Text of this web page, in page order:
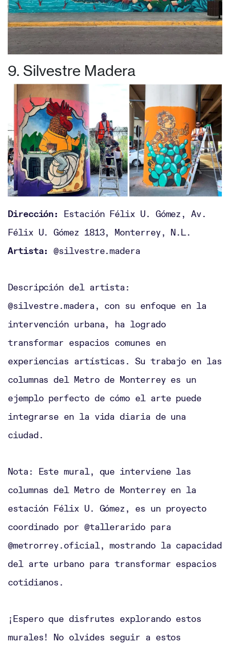
9. Silvestre Madera
Dirección:
Estación Félix U. Gómez, Av.
Félix U. Gómez 1813, Monterrey, N.L.
Artista:@silvestre.madera
Descripción del artista:
@silvestre.madera, con su enfoque en la
intervención urbana, ha logrado
transformar espacios comunes en
experiencias artísticas. Su trabajo en las
columnas del Metro de Monterrey es un
ejemplo perfecto de cómo el arte puede
integrarse en la vida diaria de una
ciudad.
Nota: Este mural, que interviene las
columnas del Metro de Monterrey en la
estación Félix U. Gómez, es un proyecto
coordinado por @tallerarido para
@metrorrey.oficial, mostrando la capacidad
del arte urbano para transformar espacios
cotidianos.
¡Espero que disfrutes explorando estos
murales! No olvides seguir a estos